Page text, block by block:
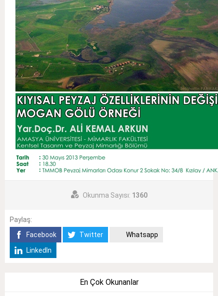
Okunma Sayısı: 1360
Paylaş:
Facebook
Twitter
Whatsapp
LinkedIn
En Çok Okunanlar